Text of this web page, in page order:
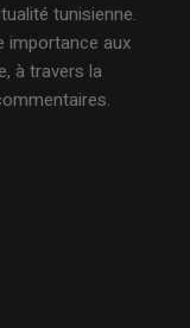
tunisienne.
importance aux
à travers la